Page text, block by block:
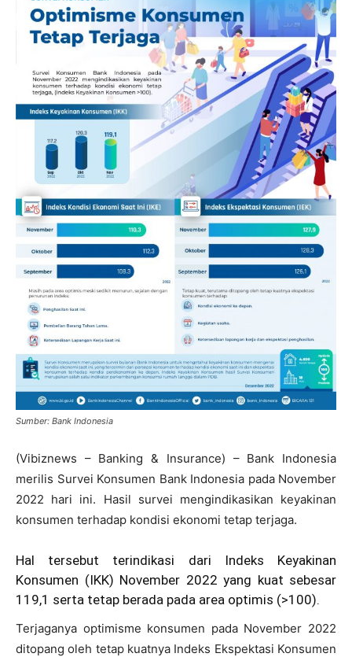
Sumber: Bank Indonesia
(Vibiznews – Banking & Insurance) – Bank Indonesia
merilis Survei Konsumen Bank Indonesia pada November
2022 hari ini. Hasil survei mengindikasikan keyakinan
konsumen terhadap kondisi ekonomi tetap terjaga.
Hal tersebut terindikasi dari Indeks Keyakinan
Konsumen (IKK) November 2022 yang kuat sebesar
119,1 serta tetap berada pada area optimis (>100).
Terjaganya optimisme konsumen pada November 2022
ditopang oleh tetap kuatnya Indeks Ekspektasi Konsumen